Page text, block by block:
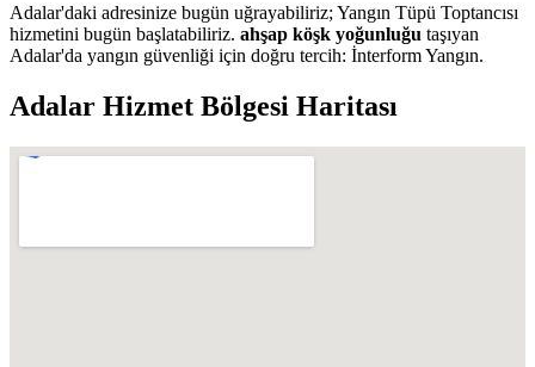
Adalar'daki adresinize bugün uğrayabiliriz; Yangın Tüpü Toptancısı
hizmetini bugün başlatabiliriz. ahşap köşk yoğunluğu taşıyan
Adalar'da yangın güvenliği için doğru tercih: İnterform Yangın.
Adalar Hizmet Bölgesi Haritası